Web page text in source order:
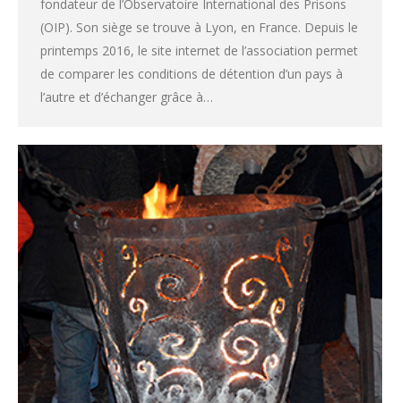
fondateur de l’Observatoire International des Prisons
(OIP). Son siège se trouve à Lyon, en France. Depuis le
printemps 2016, le site internet de l’association permet
de comparer les conditions de détention d’un pays à
l’autre et d’échanger grâce à…